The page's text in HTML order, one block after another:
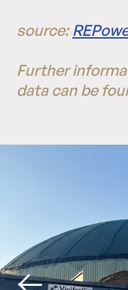
source:
Further
data can be